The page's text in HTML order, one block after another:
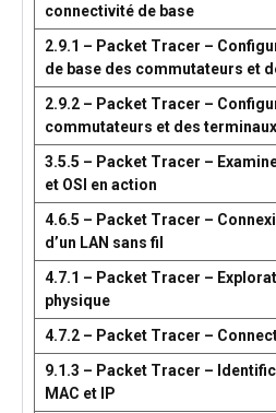
connectivité de base
2.9.1 – Packet Tracer –
de base des commutateurs et
2.9.2 – Packet Tracer –
commutateurs et des terminaux
3.5.5 – Packet Tracer –
et OSI en action
4.6.5 – Packet Tracer –
d’un LAN sans fil
4.7.1 – Packet Tracer –
physique
4.7.2 – Packet Tracer –
9.1.3 – Packet Tracer –
MAC et IP